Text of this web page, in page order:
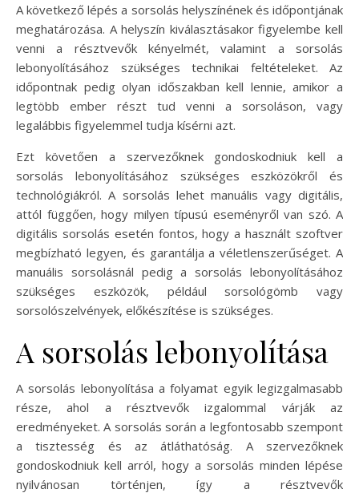
A következő lépés a sorsolás helyszínének és időpontjának
meghatározása. A helyszín kiválasztásakor figyelembe kell
venni a résztvevők kényelmét, valamint a sorsolás
lebonyolításához szükséges technikai feltételeket. Az
időpontnak pedig olyan időszakban kell lennie, amikor a
legtöbb ember részt tud venni a sorsoláson, vagy
legalábbis figyelemmel tudja kísérni azt.
Ezt követően a szervezőknek gondoskodniuk kell a
sorsolás lebonyolításához szükséges eszközökről és
technológiákról. A sorsolás lehet manuális vagy digitális,
attól függően, hogy milyen típusú eseményről van szó. A
digitális sorsolás esetén fontos, hogy a használt szoftver
megbízható legyen, és garantálja a véletlenszerűséget. A
manuális sorsolásnál pedig a sorsolás lebonyolításához
szükséges eszközök, például sorsológömb vagy
sorsolószelvények, előkészítése is szükséges.
A sorsolás lebonyolítása
A sorsolás lebonyolítása a folyamat egyik legizgalmasabb
része, ahol a résztvevők izgalommal várják az
eredményeket. A sorsolás során a legfontosabb szempont
a tisztesség és az átláthatóság. A szervezőknek
gondoskodniuk kell arról, hogy a sorsolás minden lépése
nyilvánosan történjen, így a résztvevők